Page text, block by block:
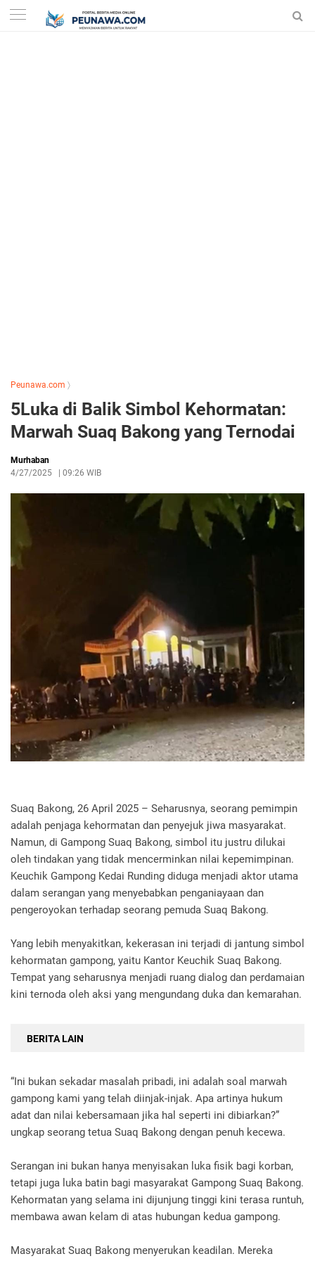
Peunawa.com 〉
5Luka di Balik Simbol Kehormatan:
Marwah Suaq Bakong yang Ternodai
Murhaban
4/27/2025
09:26 WIB
Suaq Bakong, 26 April 2025 – Seharusnya, seorang pemimpin
adalah penjaga kehormatan dan penyejuk jiwa masyarakat.
Namun, di Gampong Suaq Bakong, simbol itu justru dilukai
oleh tindakan yang tidak mencerminkan nilai kepemimpinan.
Keuchik Gampong Kedai Runding diduga menjadi aktor utama
dalam serangan yang menyebabkan penganiayaan dan
pengeroyokan terhadap seorang pemuda Suaq Bakong.
Yang lebih menyakitkan, kekerasan ini terjadi di jantung simbol
kehormatan gampong, yaitu Kantor Keuchik Suaq Bakong.
Tempat yang seharusnya menjadi ruang dialog dan perdamaian
kini ternoda oleh aksi yang mengundang duka dan kemarahan.
BERITA LAIN
“Ini bukan sekadar masalah pribadi, ini adalah soal marwah
gampong kami yang telah diinjak-injak. Apa artinya hukum
adat dan nilai kebersamaan jika hal seperti ini dibiarkan?”
ungkap seorang tetua Suaq Bakong dengan penuh kecewa.
Serangan ini bukan hanya menyisakan luka fisik bagi korban,
tetapi juga luka batin bagi masyarakat Gampong Suaq Bakong.
Kehormatan yang selama ini dijunjung tinggi kini terasa runtuh,
membawa awan kelam di atas hubungan kedua gampong.
Masyarakat Suaq Bakong menyerukan keadilan. Mereka